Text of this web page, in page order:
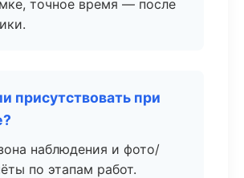
точное время — после
присутствовать при
наблюдения и фото/
по этапам работ.